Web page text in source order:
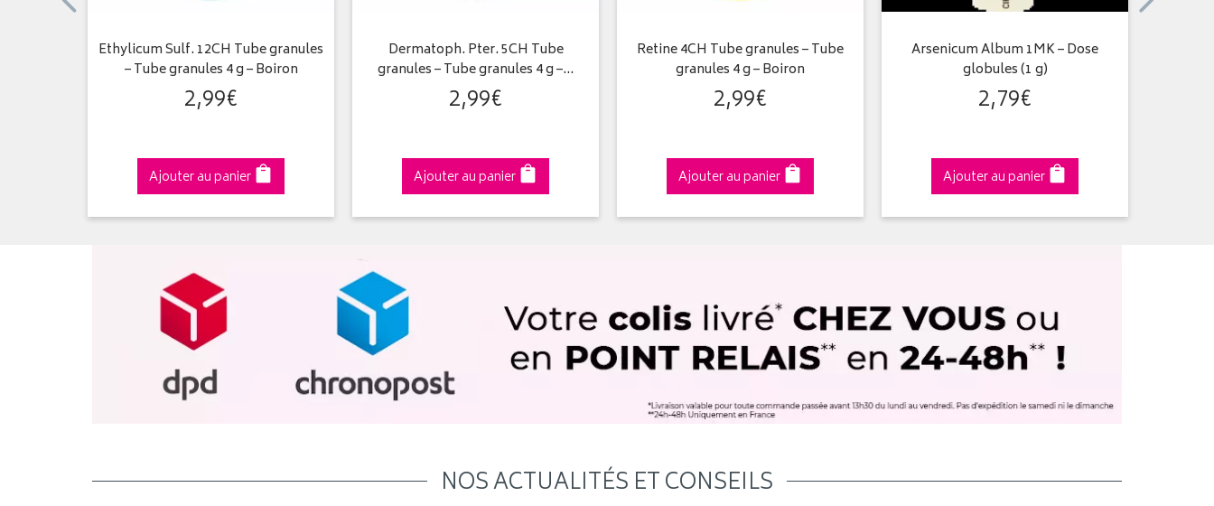
Ethylicum Sulf. 12CH Tube granules
– Tube granules 4 g – Boiron
2,99€
Ajouter au panier
Dermatoph. Pter. 5CH Tube
granules – Tube granules 4 g –…
2,99€
Ajouter au panier
Retine 4CH Tube granules – Tube
granules 4 g – Boiron
2,99€
Ajouter au panier
Arsenicum Album 1MK – Dose
globules (1 g)
2,79€
Ajouter au panier
NOS ACTUALITÉS ET CONSEILS